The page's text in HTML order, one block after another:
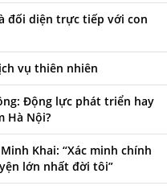
đối diện trực tiếp với con
vụ thiên nhiên
Động lực phát triển hay
Hà Nội?
Khai: “Xác minh chính
lớn nhất đời tôi”